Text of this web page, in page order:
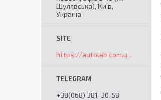
Шулявська), Київ,
Україна
https://autolab.com.ua/ua/
+38(068) 381-30-58